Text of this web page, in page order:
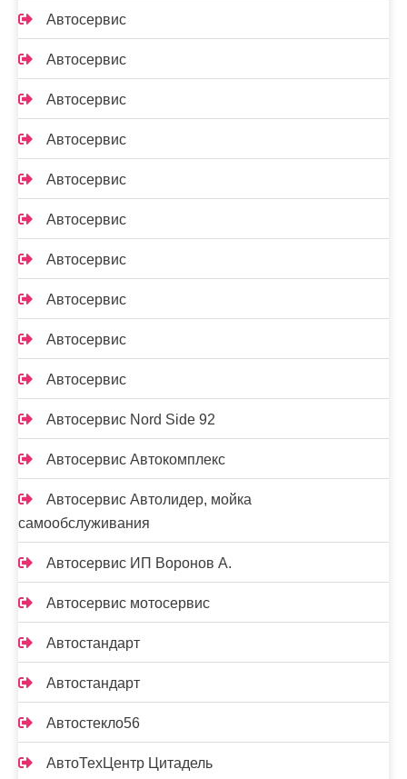
Автосервис
Автосервис
Автосервис
Автосервис
Автосервис
Автосервис
Автосервис
Автосервис
Автосервис
Автосервис
Автосервис Nord Side 92
Автосервис Автокомплекс
Автосервис Автолидер, мойка
самообслуживания
Автосервис ИП Воронов А.
Автосервис мотосервис
Автостандарт
Автостандарт
Автостекло56
АвтоТехЦентр Цитадель